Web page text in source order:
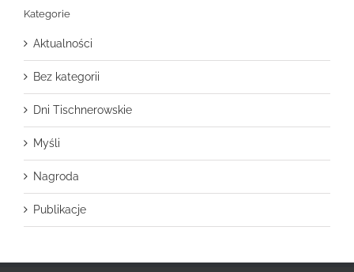
Kategorie
Aktualności
Bez kategorii
Dni Tischnerowskie
Myśli
Nagroda
Publikacje